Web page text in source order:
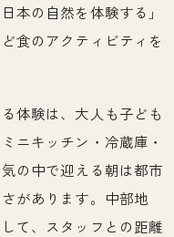
本の自然を体験する」
食のアクティビティを
体験は、大人も子ども
ニキッチン・冷蔵庫・
の中で迎える朝は都市
があります。中部地
て、スタッフとの距離